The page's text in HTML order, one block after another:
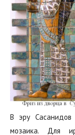
В эру Сасанидов
мозаика. Для